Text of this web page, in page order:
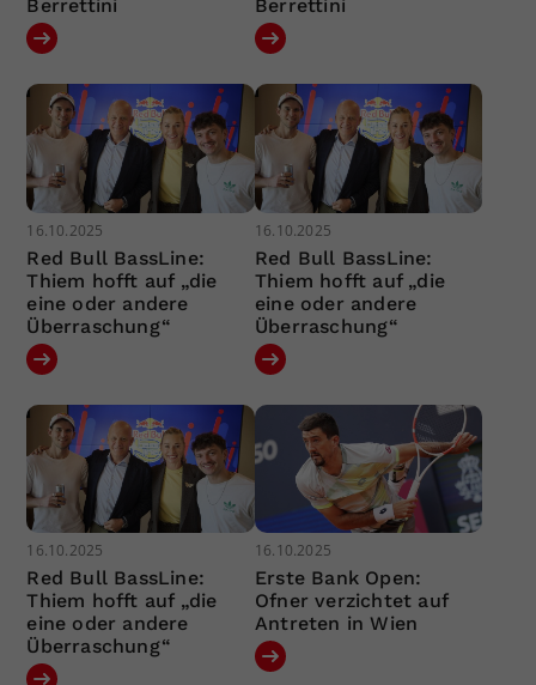
Berrettini Berrettini
16.10.2025
Red Bull BassLine:
Thiem hofft auf „die
eine oder andere
Überraschung“
16.10.2025
Red Bull BassLine:
Thiem hofft auf „die
eine oder andere
Überraschung“
16.10.2025
Red Bull BassLine:
Thiem hofft auf „die
eine oder andere
Überraschung“
16.10.2025
Erste Bank Open:
Ofner verzichtet auf
Antreten in Wien